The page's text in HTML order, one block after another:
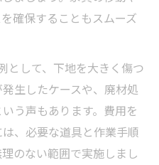
確保することもスムーズ
として、下地を大きく傷つ
生したケースや、廃材処
う声もあります。費用を
、必要な道具と作業手順
のない範囲で実施しまし